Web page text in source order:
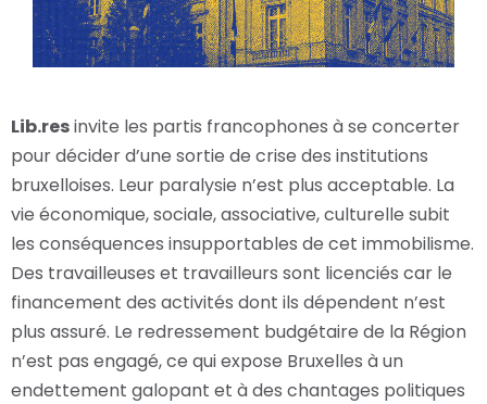
Lib.resinvite les partis francophones à se concerter
pour décider d’une sortie de crise des institutions
bruxelloises. Leur paralysie n’est plus acceptable. La
vie économique, sociale, associative, culturelle subit
les conséquences insupportables de cet immobilisme.
Des travailleuses et travailleurs sont licenciés car le
financement des activités dont ils dépendent n’est
plus assuré. Le redressement budgétaire de la Région
n’est pas engagé, ce qui expose Bruxelles à un
endettement galopant et à des chantages politiques